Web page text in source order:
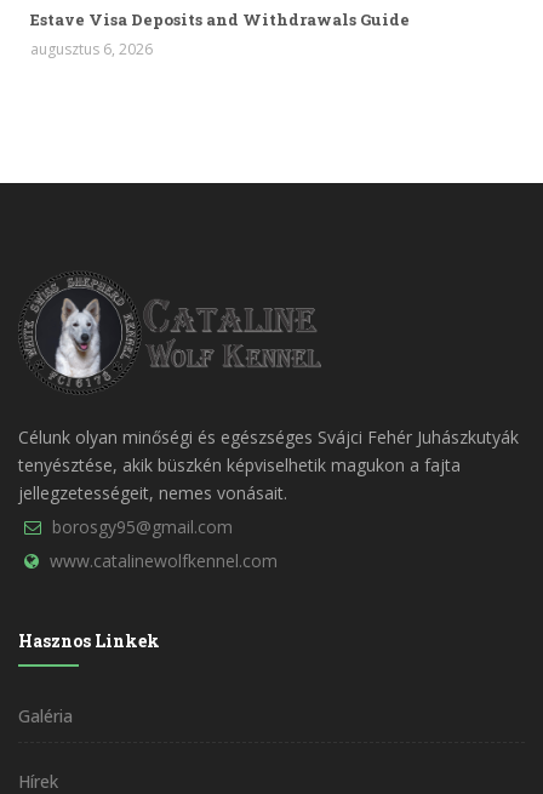
Estave Visa Deposits and Withdrawals Guide
augusztus 6, 2026
Célunk olyan minőségi és egészséges Svájci Fehér Juhászkutyák
tenyésztése, akik büszkén képviselhetik magukon a fajta
jellegzetességeit, nemes vonásait.
borosgy95@gmail.com
www.catalinewolfkennel.com
Hasznos Linkek
Galéria
Hírek